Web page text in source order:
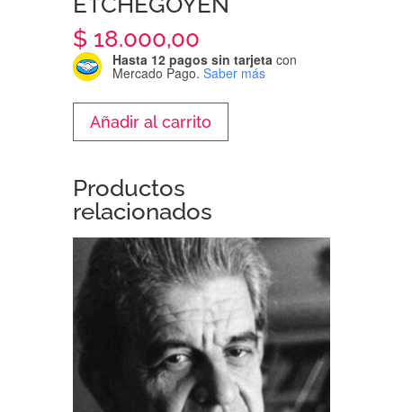
$ 18.000,00
Hasta 12 pagos sin tarjetacon
Mercado Pago. Saber más
PRINCIPALES
ETCHEGOYEN
cantidad
Añadir al carrito
Productos
relacionados